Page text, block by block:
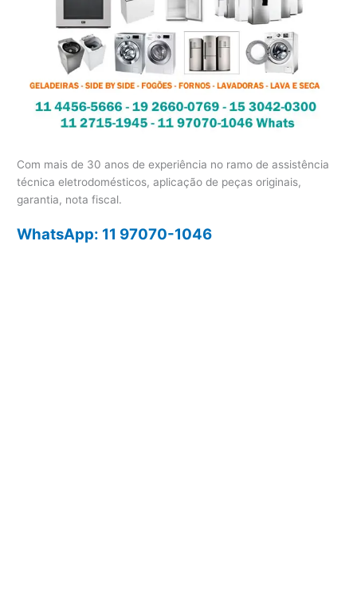
Com mais de 30 anos de experiência no ramo de assistência
técnica eletrodomésticos, aplicação de peças originais,
garantia, nota fiscal.
WhatsApp: 11 97070-1046